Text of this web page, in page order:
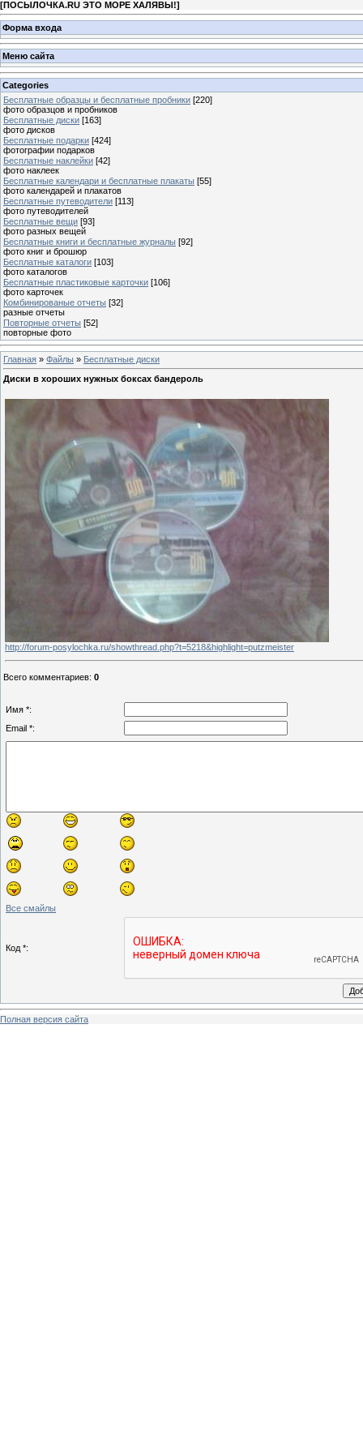
[ПОСЫЛОЧКА.RU ЭТО МОРЕ ХАЛЯВЫ!]
Форма входа
Меню сайта
Categories
Бесплатные образцы и бесплатные пробники [220]
фото образцов и пробников
Бесплатные диски [163]
фото дисков
Бесплатные подарки [424]
фотографии подарков
Бесплатные наклейки [42]
фото наклеек
Бесплатные календари и бесплатные плакаты [55]
фото календарей и плакатов
Бесплатные путеводители [113]
фото путеводителей
Бесплатные вещи [93]
фото разных вещей
Бесплатные книги и бесплатные журналы [92]
фото книг и брошюр
Бесплатные каталоги [103]
фото каталогов
Бесплатные пластиковые карточки [106]
фото карточек
Комбинированые отчеты [32]
разные отчеты
Повторные отчеты [52]
повторные фото
Главная » Файлы » Бесплатные диски
Диски в хороших нужных боксах бандероль
http://forum-posylochka.ru/showthread.php?t=5218&highlight=putzmeister
Всего комментариев: 0
Имя *:
Email *:
Все смайлы
Код *:
Полная версия сайта